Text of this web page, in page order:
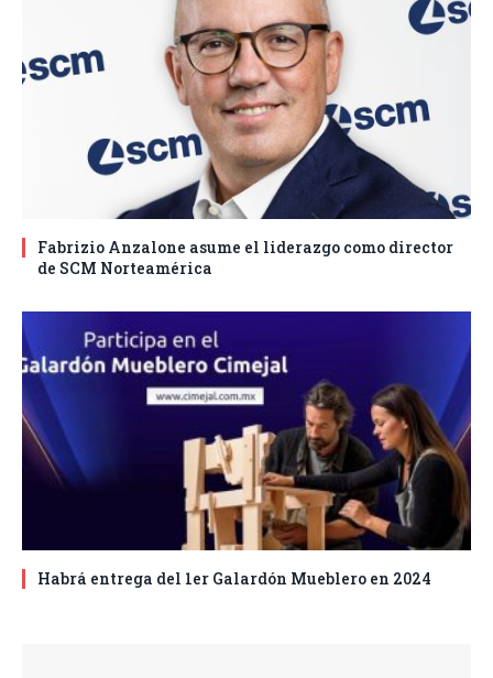
Fabrizio Anzalone asume el liderazgo como director
de SCM Norteamérica
Habrá entrega del 1er Galardón Mueblero en 2024